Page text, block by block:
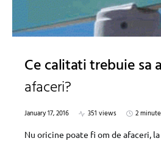
Ce calitati trebuie sa
afaceri?
January 17, 2016 351 views
2
Nu oricine poate fi om de afaceri,